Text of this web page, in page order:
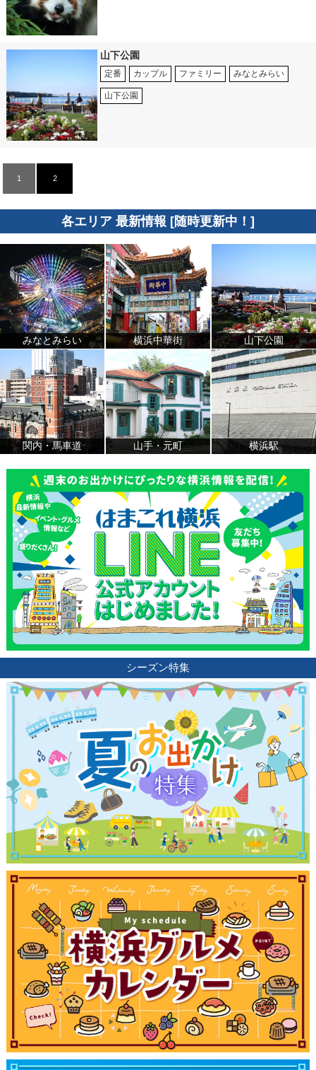
山下公園
定番 カップル ファミリー みなとみらい
山下公園
1 2
各エリア 最新情報 [随時更新中！]
みなとみらい 横浜中華街 山下公園
関内・馬車道 山手・元町 横浜駅
シーズン特集